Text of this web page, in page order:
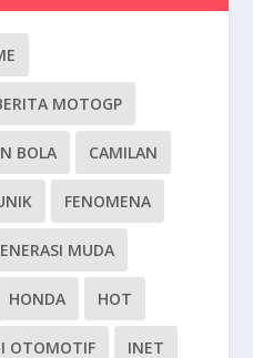
MOTOGP
BOLA CAMILAN
FENOMENA
MUDA
HONDA HOT
OTOMOTIF INET